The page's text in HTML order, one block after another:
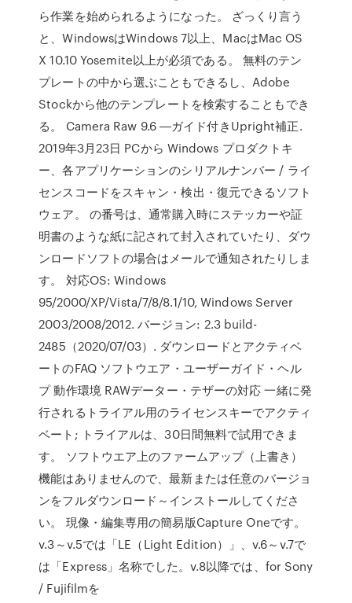
ら作業を始められるようになった。 ざっくり言う
と、WindowsはWindows 7以上、MacはMac OS
X 10.10 Yosemite以上が必須である。 無料のテン
プレートの中から選ぶこともできるし、Adobe
Stockから他のテンプレートを検索することもでき
る。 Camera Raw 9.6 ―ガイド付きUpright補正.
2019年3月23日 PCから Windows プロダクトキ
ー、各アプリケーションのシリアルナンバー / ライ
センスコードをスキャン・検出・復元できるソフト
ウェア。 の番号は、通常購入時にステッカーや証
明書のような紙に記されて封入されていたり、ダウ
ンロードソフトの場合はメールで通知されたりしま
す。 対応OS: Windows
95/2000/XP/Vista/7/8/8.1/10, Windows Server
2003/2008/2012. バージョン: 2.3 build-
2485（2020/07/03）. ダウンロードとアクティベ
ートのFAQ ソフトウエア・ユーザーガイド・ヘル
プ 動作環境 RAWデーター・テザーの対応 一緒に発
行されるトライアル用のライセンスキーでアクティ
ベート; トライアルは、30日間無料で試用できま
す。 ソフトウエア上のファームアップ（上書き）
機能はありませんので、最新または任意のバージョ
ンをフルダウンロード～インストールしてくださ
い。 現像・編集専用の簡易版Capture Oneです。
v.3～v.5では「LE（Light Edition）」、v.6～v.7で
は「Express」名称でした。v.8以降では、for Sony
/ Fujifilmを